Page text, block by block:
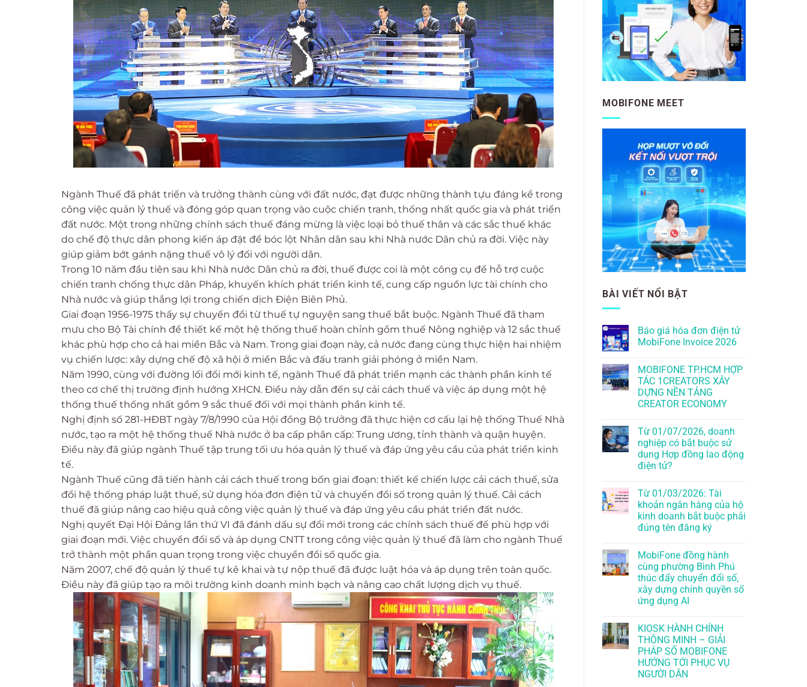
Ngành Thuế đã phát triển và trưởng thành cùng với đất nước, đạt được những thành tựu đáng kể trong
công việc quản lý thuế và đóng góp quan trọng vào cuộc chiến tranh, thống nhất quốc gia và phát triển
đất nước. Một trong những chính sách thuế đáng mừng là việc loại bỏ thuế thân và các sắc thuế khác
do chế độ thực dân phong kiến áp đặt để bóc lột Nhân dân sau khi Nhà nước Dân chủ ra đời. Việc này
giúp giảm bớt gánh nặng thuế vô lý đối với người dân.
Trong 10 năm đầu tiên sau khi Nhà nước Dân chủ ra đời, thuế được coi là một công cụ để hỗ trợ cuộc
chiến tranh chống thực dân Pháp, khuyến khích phát triển kinh tế, cung cấp nguồn lực tài chính cho
Nhà nước và giúp thắng lợi trong chiến dịch Điện Biên Phủ.
Giai đoạn 1956-1975 thấy sự chuyển đổi từ thuế tự nguyện sang thuế bắt buộc. Ngành Thuế đã tham
mưu cho Bộ Tài chính để thiết kế một hệ thống thuế hoàn chỉnh gồm thuế Nông nghiệp và 12 sắc thuế
khác phù hợp cho cả hai miền Bắc và Nam. Trong giai đoạn này, cả nước đang cùng thực hiện hai nhiệm
vụ chiến lược: xây dựng chế độ xã hội ở miền Bắc và đấu tranh giải phóng ở miền Nam.
Năm 1990, cùng với đường lối đổi mới kinh tế, ngành Thuế đã phát triển mạnh các thành phần kinh tế
theo cơ chế thị trường định hướng XHCN. Điều này dẫn đến sự cải cách thuế và việc áp dụng một hệ
thống thuế thống nhất gồm 9 sắc thuế đối với mọi thành phần kinh tế.
Nghị định số 281-HĐBT ngày 7/8/1990 của Hội đồng Bộ trưởng đã thực hiện cơ cấu lại hệ thống Thuế Nhà
nước, tạo ra một hệ thống thuế Nhà nước ở ba cấp phân cấp: Trung ương, tỉnh thành và quận huyện.
Điều này đã giúp ngành Thuế tập trung tối ưu hóa quản lý thuế và đáp ứng yêu cầu của phát triển kinh
tế.
Ngành Thuế cũng đã tiến hành cải cách thuế trong bốn giai đoạn: thiết kế chiến lược cải cách thuế, sửa
đổi hệ thống pháp luật thuế, sử dụng hóa đơn điện tử và chuyển đổi số trong quản lý thuế. Cải cách
thuế đã giúp nâng cao hiệu quả công việc quản lý thuế và đáp ứng yêu cầu phát triển đất nước.
Nghị quyết Đại Hội Đảng lần thứ VI đã đánh dấu sự đổi mới trong các chính sách thuế để phù hợp với
giai đoạn mới. Việc chuyển đổi số và áp dụng CNTT trong công việc quản lý thuế đã làm cho ngành Thuế
trở thành một phần quan trọng trong việc chuyển đổi số quốc gia.
Năm 2007, chế độ quản lý thuế tự kê khai và tự nộp thuế đã được luật hóa và áp dụng trên toàn quốc.
Điều này đã giúp tạo ra môi trường kinh doanh minh bạch và nâng cao chất lượng dịch vụ thuế.
MOBIFONE MEET
BÀI VIẾT NỔI BẬT
Báo giá hóa đơn điện tử
MobiFone Invoice 2026
MOBIFONE TP.HCM HỢP
TÁC 1CREATORS XÂY
DỰNG NỀN TẢNG
CREATOR ECONOMY
Từ 01/07/2026, doanh
nghiệp có bắt buộc sử
dụng Hợp đồng lao động
điện tử?
Từ 01/03/2026: Tài
khoản ngân hàng của hộ
kinh doanh bắt buộc phải
đúng tên đăng ký
MobiFone đồng hành
cùng phường Bình Phú
thúc đẩy chuyển đổi số,
xây dựng chính quyền số
ứng dụng AI
KIOSK HÀNH CHÍNH
THÔNG MINH – GIẢI
PHÁP SỐ MOBIFONE
HƯỚNG TỚI PHỤC VỤ
NGƯỜI DÂN